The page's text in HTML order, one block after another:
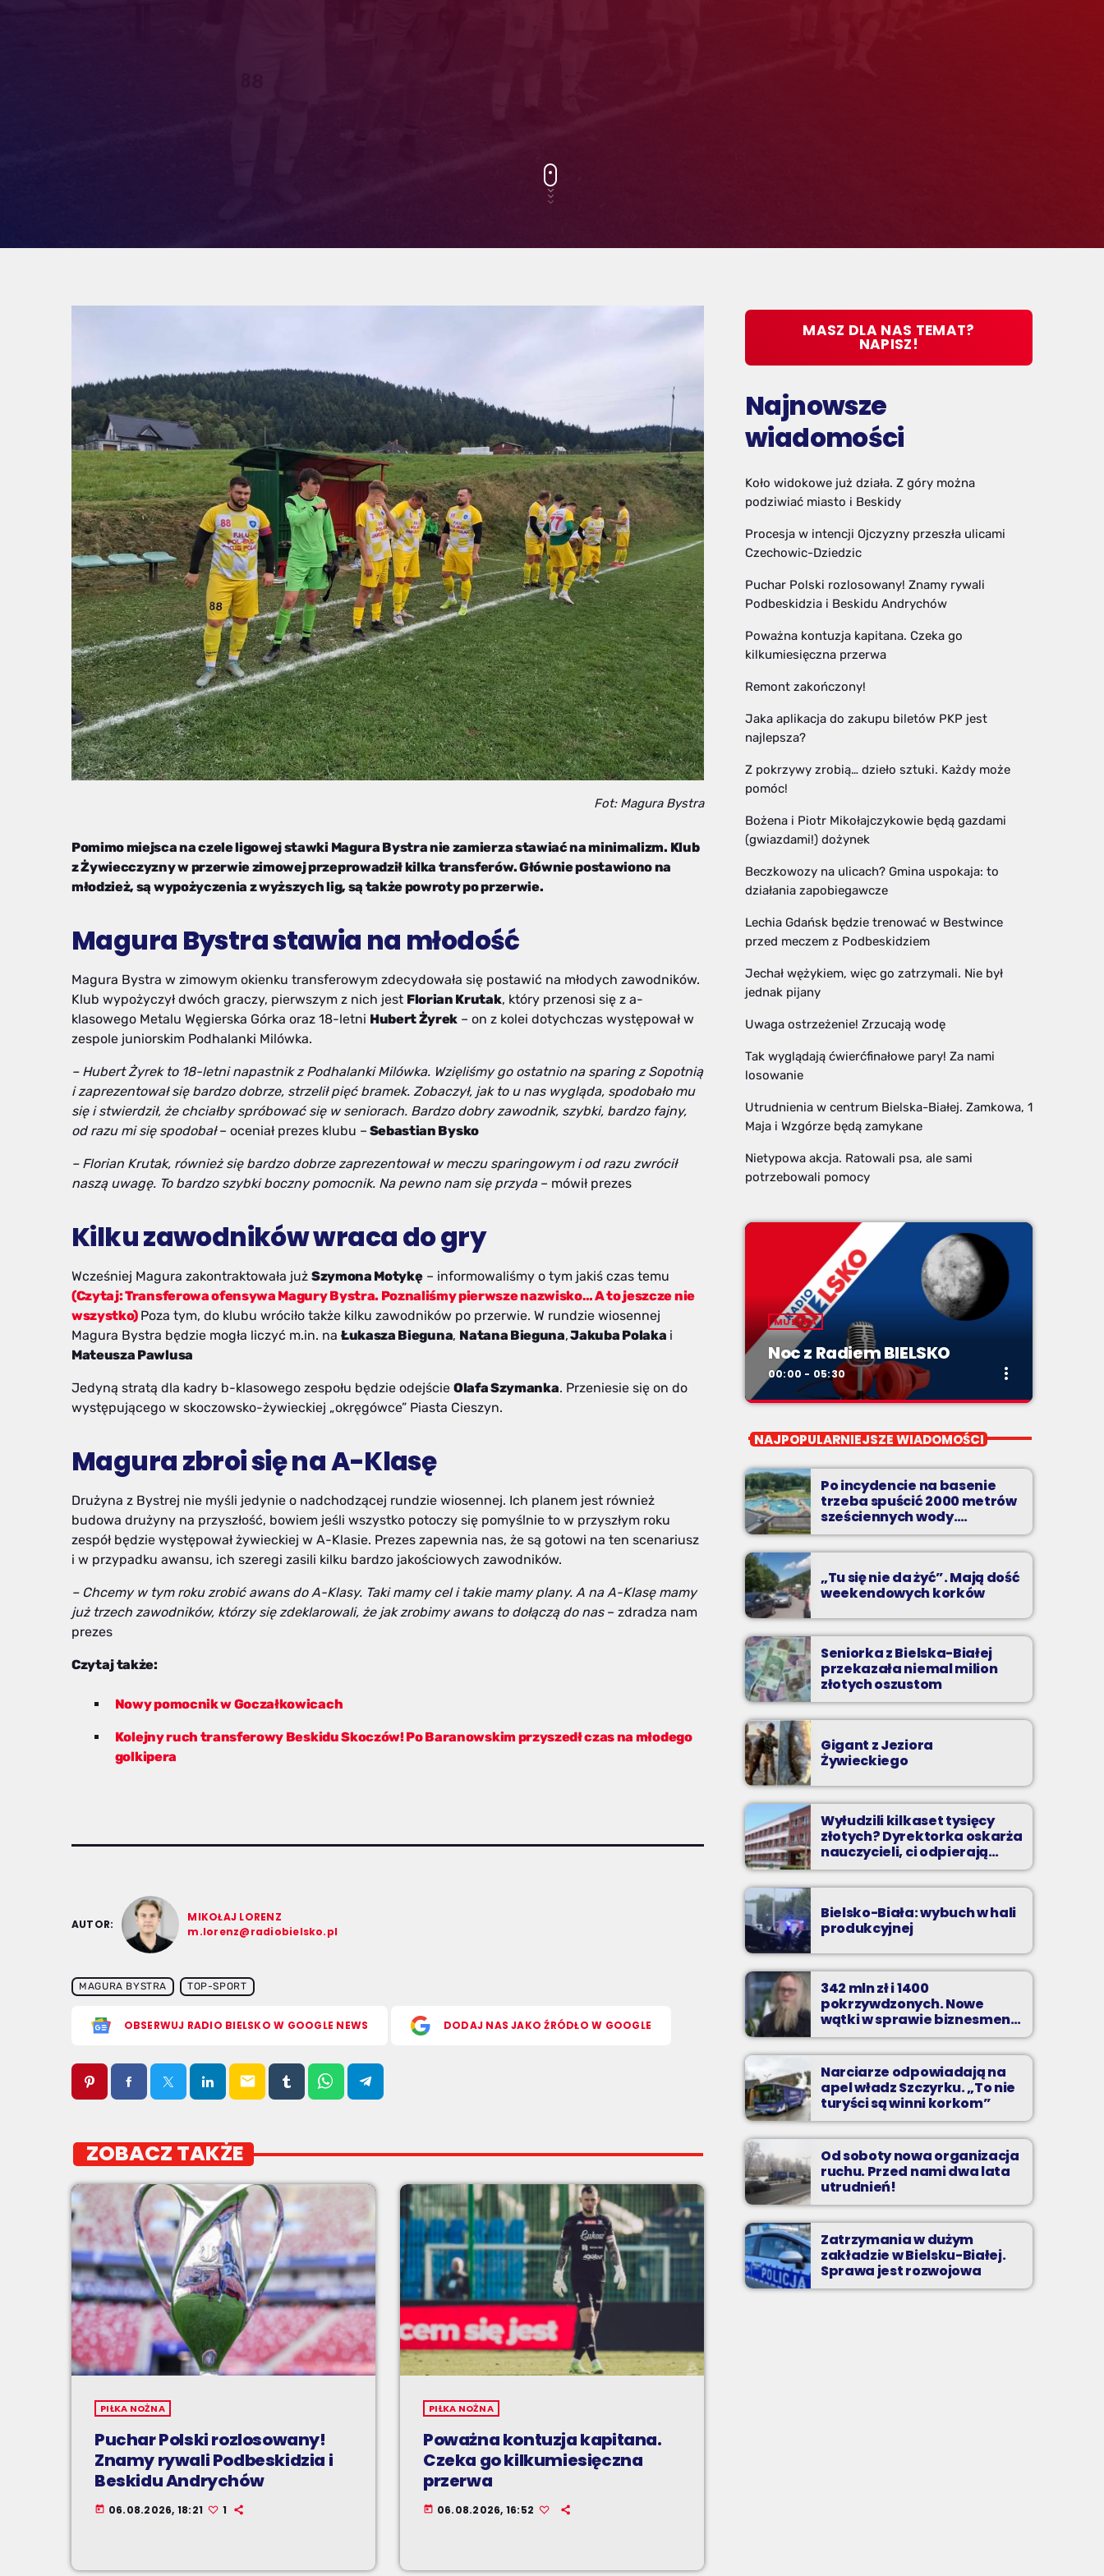
Fot: Magura Bystra
Pomimo miejsca na czele ligowej stawki Magura Bystra nie zamierza stawiać na minimalizm. Klub
z Żywiecczyzny w przerwie zimowej przeprowadził kilka transferów. Głównie postawiono na
młodzież, są wypożyczenia z wyższych lig, są także powroty po przerwie.
Magura Bystra stawia na młodość
Magura Bystra w zimowym okienku transferowym zdecydowała się postawić na młodych zawodników.
Klub wypożyczył dwóch graczy, pierwszym z nich jest Florian Krutak, który przenosi się z a-
klasowego Metalu Węgierska Górka oraz 18-letni Hubert Żyrek – on z kolei dotychczas występował w
zespole juniorskim Podhalanki Milówka.
– Hubert Żyrek to 18-letni napastnik z Podhalanki Milówka. Wzięliśmy go ostatnio na sparing z Sopotnią
i zaprezentował się bardzo dobrze, strzelił pięć bramek. Zobaczył, jak to u nas wygląda, spodobało mu
się i stwierdził, że chciałby spróbować się w seniorach. Bardzo dobry zawodnik, szybki, bardzo fajny,
od razu mi się spodobał– oceniał prezes klubu – Sebastian Bysko
– Florian Krutak, również się bardzo dobrze zaprezentował w meczu sparingowym i od razu zwrócił
naszą uwagę. To bardzo szybki boczny pomocnik. Na pewno nam się przyda – mówił prezes
Kilku zawodników wraca do gry
Wcześniej Magura zakontraktowała już Szymona Motykę– informowaliśmy o tym jakiś czas temu
(Czytaj: Transferowa ofensywa Magury Bystra. Poznaliśmy pierwsze nazwisko… A to jeszcze nie
wszystko) Poza tym, do klubu wróciło także kilku zawodników po przerwie. W rundzie wiosennej
Magura Bystra będzie mogła liczyć m.in. na Łukasza Bieguna, Natana Bieguna,Jakuba Polaka i
Mateusza Pawlusa
Jedyną stratą dla kadry b-klasowego zespołu będzie odejście Olafa Szymanka. Przeniesie się on do
występującego w skoczowsko-żywieckiej „okręgówce” Piasta Cieszyn.
Magura zbroi się na A-Klasę
Drużyna z Bystrej nie myśli jedynie o nadchodzącej rundzie wiosennej. Ich planem jest również
budowa drużyny na przyszłość, bowiem jeśli wszystko potoczy się pomyślnie to w przyszłym roku
zespół będzie występował żywieckiej w A-Klasie. Prezes zapewnia nas, że są gotowi na ten scenariusz
i w przypadku awansu, ich szeregi zasili kilku bardzo jakościowych zawodników.
– Chcemy w tym roku zrobić awans do A-Klasy. Taki mamy cel i takie mamy plany. A na A-Klasę mamy
już trzech zawodników, którzy się zdeklarowali, że jak zrobimy awans to dołączą do nas – zdradza nam
prezes
Czytaj także:
Nowy pomocnik w Goczałkowicach
Kolejny ruch transferowy Beskidu Skoczów! Po Baranowskim przyszedł czas na młodego
golkipera
AUTOR:
MIKOŁAJ LORENZ
m.lorenz@radiobielsko.pl
MAGURA BYSTRA TOP-SPORT
OBSERWUJ RADIO BIELSKO W GOOGLE NEWS DODAJ NAS JAKO ŹRÓDŁO W GOOGLE
email
ZOBACZ TAKŻE
PIŁKA NOŻNA
Puchar Polski rozlosowany!
Znamy rywali Podbeskidzia i
Beskidu Andrychów
today 06.08.2026, 18:21 1
PIŁKA NOŻNA
Poważna kontuzja kapitana.
Czeka go kilkumiesięczna
przerwa
today 06.08.2026, 16:52
MASZ DLA NAS TEMAT?
NAPISZ!
Najnowsze
wiadomości
Koło widokowe już działa. Z góry można
podziwiać miasto i Beskidy
Procesja w intencji Ojczyzny przeszła ulicami
Czechowic-Dziedzic
Puchar Polski rozlosowany! Znamy rywali
Podbeskidzia i Beskidu Andrychów
Poważna kontuzja kapitana. Czeka go
kilkumiesięczna przerwa
Remont zakończony!
Jaka aplikacja do zakupu biletów PKP jest
najlepsza?
Z pokrzywy zrobią… dzieło sztuki. Każdy może
pomóc!
Bożena i Piotr Mikołajczykowie będą gazdami
(gwiazdami!) dożynek
Beczkowozy na ulicach? Gmina uspokaja: to
działania zapobiegawcze
Lechia Gdańsk będzie trenować w Bestwince
przed meczem z Podbeskidziem
Jechał wężykiem, więc go zatrzymali. Nie był
jednak pijany
Uwaga ostrzeżenie! Zrzucają wodę
Tak wyglądają ćwierćfinałowe pary! Za nami
losowanie
Utrudnienia w centrum Bielska-Białej. Zamkowa, 1
Maja i Wzgórze będą zamykane
Nietypowa akcja. Ratowali psa, ale sami
potrzebowali pomocy
MUZYKA
Noc z Radiem BIELSKO
00:00 - 05:30 more_vert
Noc z Radiem BIELSKO
to właśnie nocą można "upolować" na naszej
antenie prawdziwe muzyczne perełki.
NAJPOPULARNIEJSZE WIADOMOŚCI
Po incydencie na basenie
trzeba spuścić 2000 metrów
sześciennych wody.
„Ogromne koszty i ogromna
praca”
„Tu się nie da żyć”. Mają dość
weekendowych korków
Seniorka z Bielska-Białej
przekazała niemal milion
złotych oszustom
Gigant z Jeziora
Żywieckiego
Wyłudzili kilkaset tysięcy
złotych? Dyrektorka oskarża
nauczycieli, ci odpierają
zarzuty
Bielsko-Biała: wybuch w hali
produkcyjnej
342 mln zł i 1400
pokrzywdzonych. Nowe
wątki w sprawie biznesmena
z Bielska-Białej
Narciarze odpowiadają na
apel władz Szczyrku. „To nie
turyści są winni korkom”
Od soboty nowa organizacja
ruchu. Przed nami dwa lata
utrudnień!
Zatrzymania w dużym
zakładzie w Bielsku-Białej.
Sprawa jest rozwojowa